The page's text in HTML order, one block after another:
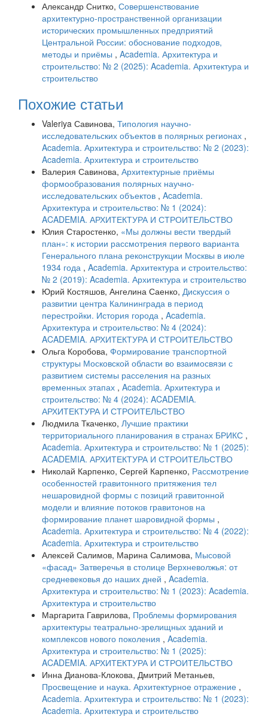
Александр Снитко, Совершенствование
архитектурно-пространственной организации
исторических промышленных предприятий
Центральной России: обоснование подходов,
методы и приёмы , Academia. Архитектура и
строительство: № 2 (2025): Academia. Архитектура и
строительство
Похожие статьи
Valeriya Савинова, Типология научно-
исследовательских объектов в полярных регионах ,
Academia. Архитектура и строительство: № 2 (2023):
Academia. Архитектура и строительство
Валерия Савинова, Архитектурные приёмы
формообразования полярных научно-
исследовательских объектов , Academia.
Архитектура и строительство: № 1 (2024):
ACADEMIA. АРХИТЕКТУРА И СТРОИТЕЛЬСТВО
Юлия Старостенко, «Мы должны вести твердый
план»: к истории рассмотрения первого варианта
Генерального плана реконструкции Москвы в июле
1934 года , Academia. Архитектура и строительство:
№ 2 (2019): Academia. Архитектура и строительство
Юрий Костяшов, Ангелина Саенко, Дискуссия о
развитии центра Калининграда в период
перестройки. История города , Academia.
Архитектура и строительство: № 4 (2024):
ACADEMIA. АРХИТЕКТУРА И СТРОИТЕЛЬСТВО
Ольга Коробова, Формирование транспортной
структуры Московской области во взаимосвязи с
развитием системы расселения на разных
временных этапах , Academia. Архитектура и
строительство: № 4 (2024): ACADEMIA.
АРХИТЕКТУРА И СТРОИТЕЛЬСТВО
Людмила Ткаченко, Лучшие практики
территориального планирования в странах БРИКС ,
Academia. Архитектура и строительство: № 1 (2025):
ACADEMIA. АРХИТЕКТУРА И СТРОИТЕЛЬСТВО
Николай Карпенко, Сергей Карпенко, Рассмотрение
особенностей гравитонного притяжения тел
нешаровидной формы с позиций гравитонной
модели и влияние потоков гравитонов на
формирование планет шаровидной формы ,
Academia. Архитектура и строительство: № 4 (2022):
Academia. Архитектура и строительство
Алексей Салимов, Марина Салимова, Мысовой
«фасад» Затверечья в столице Верхневолжья: от
средневековья до наших дней , Academia.
Архитектура и строительство: № 1 (2023): Academia.
Архитектура и строительство
Маргарита Гаврилова, Проблемы формирования
архитектуры театрально-зрелищных зданий и
комплексов нового поколения , Academia.
Архитектура и строительство: № 1 (2025):
ACADEMIA. АРХИТЕКТУРА И СТРОИТЕЛЬСТВО
Инна Дианова-Клокова, Дмитрий Метаньев,
Просвещение и наука. Архитектурное отражение ,
Academia. Архитектура и строительство: № 1 (2023):
Academia. Архитектура и строительство